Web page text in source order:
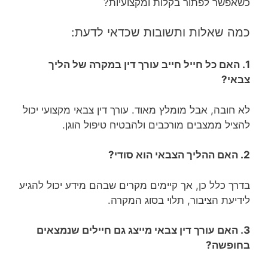
כמה שאלות ותשובות שכדאי לדעת:
1. האם כל חייל חייב עורך דין במקרה של הליך
צבאי?
לא חובה, אבל מומלץ מאוד. עורך דין צבאי מקצועי יכול
להציל ממצבים מורכבים ולהבטיח טיפול הוגן.
2. האם ההליך הצבאי הוא סודי?
בדרך כלל כן, אך קיימים מקרים שבהם מידע יכול להגיע
לידיעת הציבור, תלוי בסוג המקרה.
3. האם עורך דין צבאי מייצג גם חיילים שנמצאים
בחופשה?